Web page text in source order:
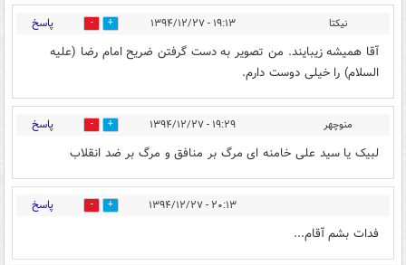
نيكتا ۱۹:۱۳ - ۱۳۹۴/۱۲/۲۷ 0 پاسخ
آقا هميشه زيبايند. من تصوير به دست گرفتن ضريح امام رضا (عليه
السلام) را خيلى دوست دارم.
منوچهر ۱۹:۲۹ - ۱۳۹۴/۱۲/۲۷ 0 پاسخ
لبیک یا سید علی خامنه ای مرگ بر منافق و مرگ بر ضد انقلاب
۲۰:۱۳ - ۱۳۹۴/۱۲/۲۷ 0 پاسخ
فدات بشم آقام...